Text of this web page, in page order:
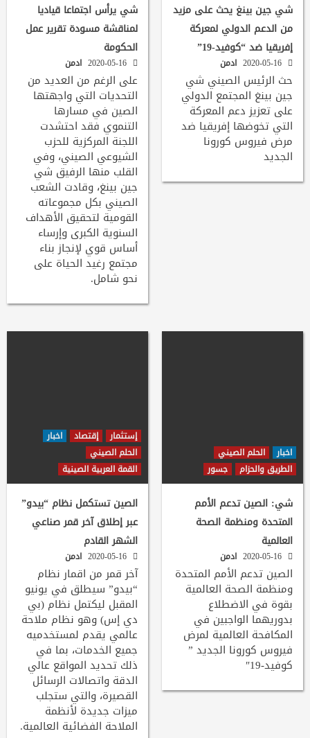
شي جين بينغ يحث على مزيد
من الدعم الدولي لمعركة
إفريقيا ضد “كوفيد-19”
ادمن
حث الرئيس الصيني شي
جين بينغ المجتمع الدولي
على تعزيز دعم المعركة
التي تخوضها إفريقيا ضد
مرض فيروس كورونا
الجديد
شي يرأس اجتماعا قياديا
لمناقشة مسودة تقرير عمل
الحكومة
ادمن
على الرغم من العديد من
التحديات التي واجهتها
الصين في مسارها
التنموي فقد احتشدت
اللجنة المركزية للحزب
الشيوعي الصيني، وفي
القلب منها الرفيق شي
جين بينغ، وقادت الشعب
الصيني بكل مجموعاته
القومية لتحقيق الأهداف
السنوية الكبرى وإرساء
أساس قوي لإنجاز بناء
مجتمع رغيد الحياة على
نحو شامل.
اخبار
الحلم الصيني
الطريق والحزام
جسور
شي: الصين تدعم الأمم
المتحدة ومنظمة الصحة
العالمية
ادمن
الصين تدعم الأمم المتحدة
ومنظمة الصحة العالمية
بقوة في الاضطلاع
بدوريهما الواجبين في
المكافحة العالمية لمرض
فيروس كورونا الجديد ”
كوفيد-19″
إستثمار إقتصاد
اخبار
الحلم الصيني
القمة العربية الصينية
الصين تستكمل نظام “بيدو”
عبر إطلاق آخر قمر صناعي
الشهر القادم
ادمن
آخر قمر من اقمار نظام
“بيدو” سيطلق في يونيو
المقبل ليكتمل نظام (بي
دي إس) وهو نظام ملاحة
عالمي يقدم لمستخدميه
جميع الخدمات، بما في
ذلك تحديد المواقع عالي
الدقة واتصالات الرسائل
القصيرة، والتي ستجلب
ميزات جديدة لأنظمة
الملاحة الفضائية العالمية.